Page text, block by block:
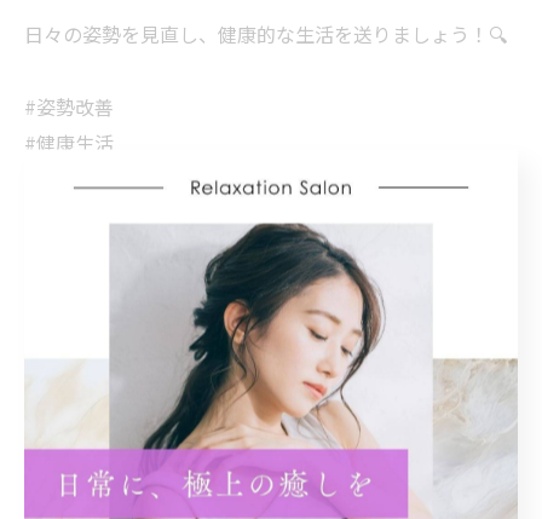
日々の姿勢を見直し、健康的な生活を送りましょう！🔍
#姿勢改善
#健康生活
#頭痛解消
広島市で姿勢改善に取り組む
姿勢改善
< 前のページ 一覧に戻る